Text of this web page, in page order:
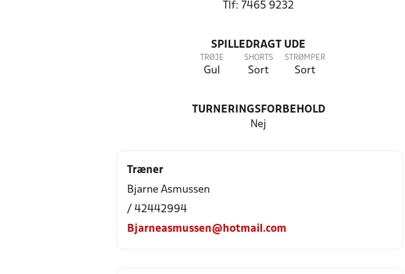
Tlf: 7465 9232
SPILLEDRAGT UDE
TRØJE
Gul
SHORTS
Sort
STRØMPER
Sort
TURNERINGSFORBEHOLD
Nej
Træner
Bjarne Asmussen
/ 42442994
Bjarneasmussen@hotmail.com